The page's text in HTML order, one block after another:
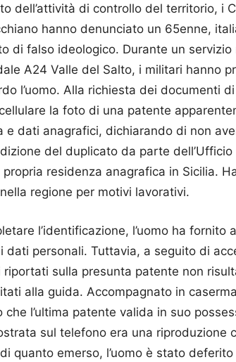
dell’attività di controllo del territorio, i
hanno denunciato un 65enne,
di falso ideologico. Durante un
A24 Valle del Salto, i militari hanno
l’uomo. Alla richiesta dei documenti
la foto di una patente
e dati anagrafici, dichiarando di non
del duplicato da parte
propria residenza anagrafica in Sicilia.
regione per motivi lavorativi.
l’identificazione, l’uomo ha fornito
dati personali. Tuttavia, a seguito di
riportati sulla presunta patente non
alla guida. Accompagnato in
che l’ultima patente valida in suo
sul telefono era una
quanto emerso, l’uomo è stato